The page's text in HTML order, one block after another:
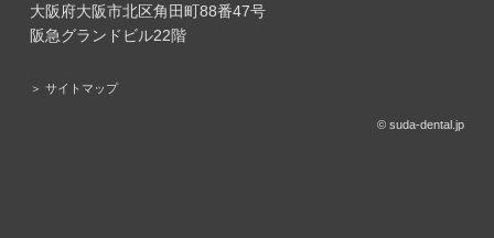
大阪府大阪市北区角田町88番47号
阪急グランドビル22階
© suda-dental.jp
＞ サイトマップ